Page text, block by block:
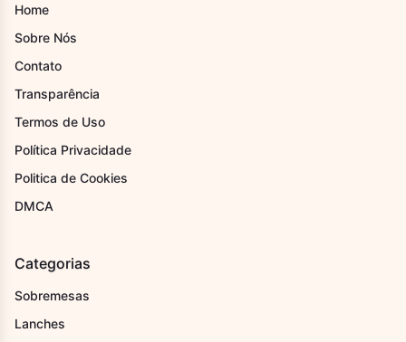
Home
Sobre Nós
Contato
Transparência
Termos de Uso
Política Privacidade
Politica de Cookies
DMCA
Categorias
Sobremesas
Lanches